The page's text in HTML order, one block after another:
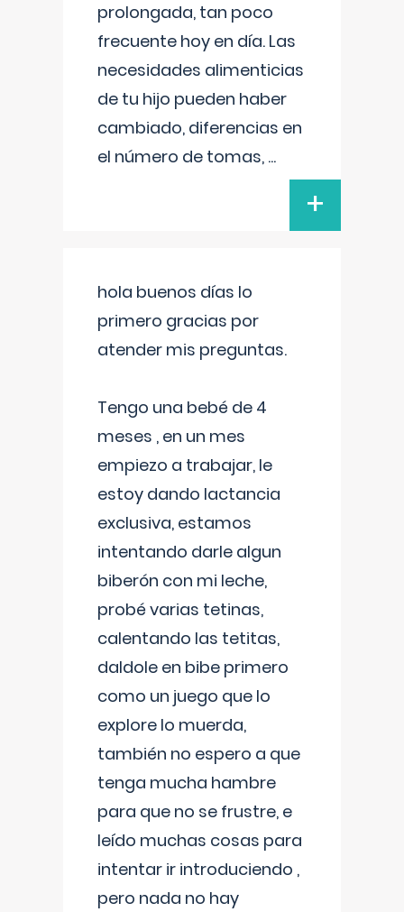
prolongada, tan poco
frecuente hoy en día. Las
necesidades alimenticias
de tu hijo pueden haber
cambiado, diferencias en
el número de tomas, ...
+
hola buenos días lo
primero gracias por
atender mis preguntas.
Tengo una bebé de 4
meses , en un mes
empiezo a trabajar, le
estoy dando lactancia
exclusiva, estamos
intentando darle algun
biberón con mi leche,
probé varias tetinas,
calentando las tetitas,
daldole en bibe primero
como un juego que lo
explore lo muerda,
también no espero a que
tenga mucha hambre
para que no se frustre, e
leído muchas cosas para
intentar ir introduciendo ,
pero nada no hay